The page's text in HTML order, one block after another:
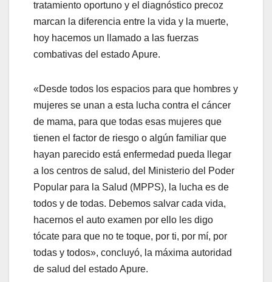
tratamiento oportuno y el diagnóstico precoz
marcan la diferencia entre la vida y la muerte,
hoy hacemos un llamado a las fuerzas
combativas del estado Apure.
«Desde todos los espacios para que hombres y
mujeres se unan a esta lucha contra el cáncer
de mama, para que todas esas mujeres que
tienen el factor de riesgo o algún familiar que
hayan parecido está enfermedad pueda llegar
a los centros de salud, del Ministerio del Poder
Popular para la Salud (MPPS), la lucha es de
todos y de todas. Debemos salvar cada vida,
hacernos el auto examen por ello les digo
tócate para que no te toque, por ti, por mí, por
todas y todos», concluyó, la máxima autoridad
de salud del estado Apure.